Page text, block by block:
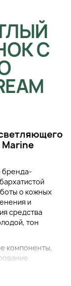
С
бренда-
о кожных
и
средства
тон
компоненты,
дермы,